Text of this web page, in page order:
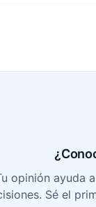
opinión ayuda
Sé el